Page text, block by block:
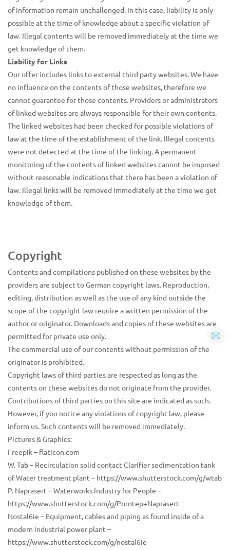
of information remain unchallenged. In this case, liability is only
possible at the time of knowledge about a specific violation of
law. Illegal contents will be removed immediately at the time we
get knowledge of them.
Liability for Links
Our offer includes links to external third party websites. We have
no influence on the contents of those websites, therefore we
cannot guarantee for those contents. Providers or administrators
of linked websites are always responsible for their own contents.
The linked websites had been checked for possible violations of
law at the time of the establishment of the link. Illegal contents
were not detected at the time of the linking. A permanent
monitoring of the contents of linked websites cannot be imposed
without reasonable indications that there has been a violation of
law. Illegal links will be removed immediately at the time we get
knowledge of them.
Copyright
Contents and compilations published on these websites by the
providers are subject to German copyright laws. Reproduction,
editing, distribution as well as the use of any kind outside the
scope of the copyright law require a written permission of the
author or originator. Downloads and copies of these websites are
permitted for private use only.
The commercial use of our contents without permission of the
originator is prohibited.
Copyright laws of third parties are respected as long as the
contents on these websites do not originate from the provider.
Contributions of third parties on this site are indicated as such.
However, if you notice any violations of copyright law, please
inform us. Such contents will be removed immediately.
Pictures & Graphics:
Freepik – flaticon.com
W. Tab – Recirculation solid contact Clarifier sedimentation tank
of Water treatment plant – https://www.shutterstock.com/g/wtab
P. Naprasert – Waterworks Industry for People –
https://www.shutterstock.com/g/Porntep+Naprasert
Nostal6ie – Equipment, cables and piping as found inside of a
modern industrial power plant –
https://www.shutterstock.com/g/nostal6ie